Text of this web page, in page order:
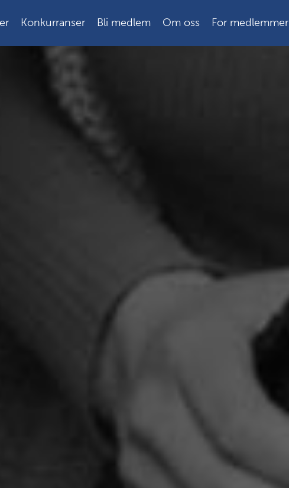
Konkurranser Bli medlem Om oss For medlemmer